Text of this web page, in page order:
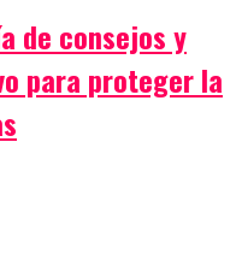
de consejos y
para proteger la